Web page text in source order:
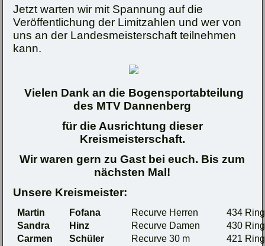
Jetzt warten wir mit Spannung auf die
Veröffentlichung der Limitzahlen und wer von
uns an der Landesmeisterschaft teilnehmen
kann.
Vielen Dank an die Bogensportabteilung
des MTV Dannenberg
für die Ausrichtung dieser
Kreismeisterschaft.
Wir waren gern zu Gast bei euch. Bis zum
nächsten Mal!
Unsere Kreismeister:
Martin Fofana Recurve Herren
434
Sandra
Hinz Recurve Damen
430
Carmen
Schüler Recurve 30 m
421